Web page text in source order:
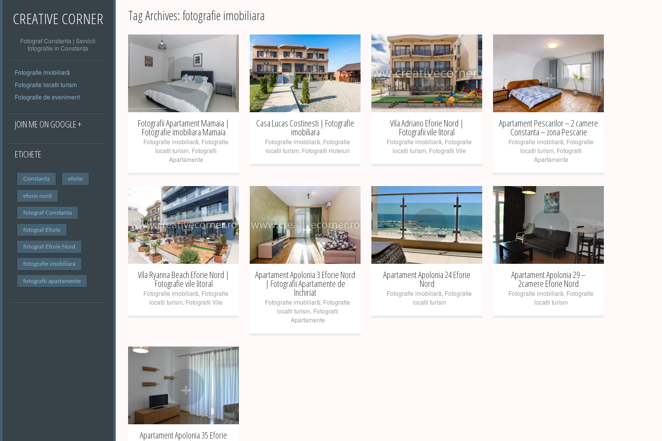
CREATIVE CORNER
Fotograf Constanta | Servicii
fotografie în Constanța
Fotografie imobiliară
Fotografie locatii turism
Fotografie de eveniment
JOIN ME ON GOOGLE +
ETICHETE
Constanta eforie
eforie nord
fotograf Constanta
fotograf Eforie
fotograf Eforie Nord
fotografie imobiliara
fotografii apartamente
Tag Archives: fotografie imobiliara
+
Fotografii Apartament Mamaia |
Fotografie imobiliara Mamaia
Fotografie imobiliară Fotografie
locatii turism Fotografii
Apartamente
+
Casa Lucas Costinesti | Fotografie
imobiliara
Fotografie imobiliară Fotografie
locatii turism Fotografii Hoteluri
+
Vila Adriano Eforie Nord |
Fotografii vile litoral
Fotografie imobiliară Fotografie
locatii turism Fotografii Vile
+
Apartament Pescarilor – 2 camere
Constanta – zona Pescarie
Fotografie imobiliară Fotografie
locatii turism Fotografii
Apartamente
+
Vila Ryanna Beach Eforie Nord |
Fotografie vile litoral
Fotografie imobiliară Fotografie
locatii turism Fotografii Vile
+
Apartament Apolonia 3 Eforie Nord
| Fotografii Apartamente de
Inchiriat
Fotografie imobiliară Fotografie
locatii turism Fotografii
Apartamente
+
Apartament Apolonia 24 Eforie
Nord
Fotografie imobiliară Fotografie
locatii turism
+
Apartament Apolonia 29 –
2camere Eforie Nord
Fotografie imobiliară Fotografie
locatii turism
+
Apartament Apolonia 35 Eforie